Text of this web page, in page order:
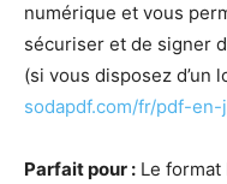
numérique et vous
sécuriser et de signer
(si vous disposez d’un
sodapdf.com/fr/pdf-
Parfait pour : Le